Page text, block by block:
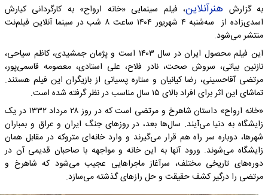
به گزارش هنرآنلاین، فیلم سینمایی «خانه ارواح» به کارگردانی کیارش
اسدی‌زاده از سه‌شنبه ۴ شهریور ۱۴۰۴ ساعت ۸ شب در سینما آنلاین فیلم‌نت
منتشر می‌شود.
این فیلم محصول ایران در سال ۱۴۰۳ است و پژمان جمشیدی، کاظم سیاحی،
نازنین بیاتی، سروش صحت، نادر فلاح، علی استادی، معصومه قاسمی‌پور،
مرتضی آقاحسینی، رضا کیانیان و ستاره پسیانی از بازیگران این فیلم هستند.
تماشای این اثر برای افراد بالای ۱۵ سال مناسب در نظر گرفته شده است.
«خانه ارواح» داستان شاهرخ و مرتضی است که در روز ۲۸ مرداد ۱۳۳۲ در یک
زایشگاه به دنیا می‌آیند. سال‌ها بعد، در روزهای جنگ ایران و عراق و بمباران
شهرها، دوباره سر راه هم قرار می‌گیرند و وارد خانه‌ای متروکه در مقابل همان
زایشگاه می‌شوند. ورود آنها به این خانه و مواجهه با صاحبان قدیمی آن در
دوره‌های تاریخی مختلف، سرآغاز ماجراهایی عجیب می‌شود که شاهرخ و
مرتضی را درگیر کشف حقیقت و حل رازهای گذشته می‌سازد.